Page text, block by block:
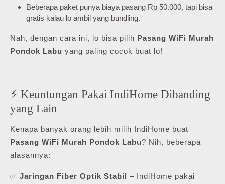
Beberapa paket punya biaya pasang Rp 50.000, tapi bisa
gratis kalau lo ambil yang bundling.
Nah, dengan cara ini, lo bisa pilih Pasang WiFi Murah
Pondok Labu yang paling cocok buat lo!
⚡ Keuntungan Pakai IndiHome Dibanding
yang Lain
Kenapa banyak orang lebih milih IndiHome buat
Pasang WiFi Murah Pondok Labu? Nih, beberapa
alasannya:
✅ Jaringan Fiber Optik Stabil – IndiHome pakai